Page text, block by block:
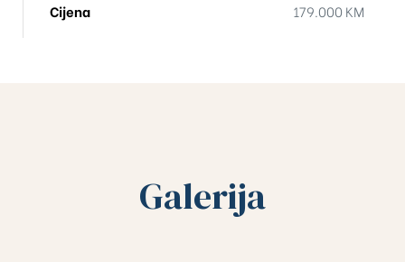
Cijena 179.000 KM
Galerija